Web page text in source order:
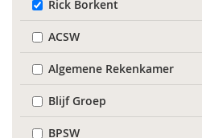
Rick Borkent
ACSW
Algemene Rekenkamer
Blijf Groep
BPSW